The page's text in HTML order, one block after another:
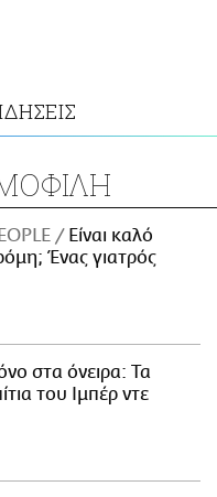
Είναι καλό
Ένας γιατρός
στα όνειρα: Τα
του Ιμπέρ ντε